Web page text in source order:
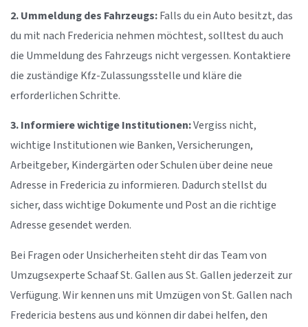
2. Ummeldung des Fahrzeugs:Falls du ein Auto besitzt, das
du mit nach Fredericia nehmen möchtest, solltest du auch
die Ummeldung des Fahrzeugs nicht vergessen. Kontaktiere
die zuständige Kfz-Zulassungsstelle und kläre die
erforderlichen Schritte.
3. Informiere wichtige Institutionen:Vergiss nicht,
wichtige Institutionen wie Banken, Versicherungen,
Arbeitgeber, Kindergärten oder Schulen über deine neue
Adresse in Fredericia zu informieren. Dadurch stellst du
sicher, dass wichtige Dokumente und Post an die richtige
Adresse gesendet werden.
Bei Fragen oder Unsicherheiten steht dir das Team von
Umzugsexperte Schaaf St. Gallen aus St. Gallen jederzeit zur
Verfügung. Wir kennen uns mit Umzügen von St. Gallen nach
Fredericia bestens aus und können dir dabei helfen, den